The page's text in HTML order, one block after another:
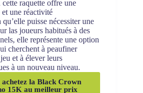
à expérimentés
entre performance et
et engagés, prêts à
des possibilités offertes
oscillant entre un
et une capacité à marquer
la précision, le